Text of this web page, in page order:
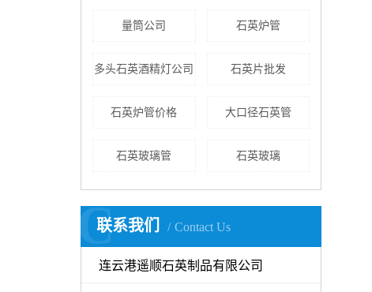
量筒公司 石英炉管
多头石英酒精灯公司 石英片批发
石英炉管价格 大口径石英管
石英玻璃管 石英玻璃
联系我们 Contact Us
C
连云港遥顺石英制品有限公司